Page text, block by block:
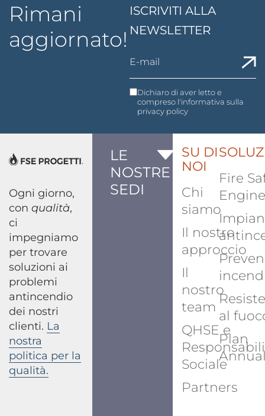
Rimani
aggiornato!
ISCRIVITI ALLA
NEWSLETTER
Dichiaro di aver letto e
compreso l'informativa sulla
privacy policy
Ogni giorno,
con qualità,
ci
impegniamo
per trovare
soluzioni ai
problemi
antincendio
dei nostri
clienti. La
nostra
politica per la
qualità.
LE
NOSTRE
SEDI
SU DI
NOI
Chi
siamo
Il nostro
approccio
Il
nostro
team
QHSE e
Sociale
Partners
Fire
al
Plan